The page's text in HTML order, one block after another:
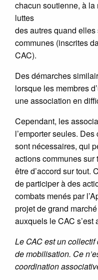
chacun soutienne, à
luttes
des autres quand
communes (inscrites
CAC).
Des démarches
lorsque les membres
une association en
Cependant, les
l’emporter seules.
sont nécessaires, qui
actions communes sur
être d’accord sur tout.
de participer à des
combats menés par
projet de grand
auxquels le CAC s’est
Le CAC est un
de mobilisation. Ce
coordination